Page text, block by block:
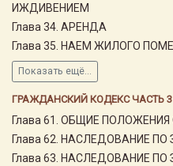
ИЖДИВЕНИЕМ
Глава 34. АРЕНДА
Глава 35. НАЕМ ЖИЛОГО
Показать ещё...
ГРАЖДАНСКИЙ КОДЕКС ЧАСТЬ 3
Глава 61. ОБЩИЕ
Глава 62. НАСЛЕДОВАНИЕ
Глава 63. НАСЛЕДОВАНИЕ ПО